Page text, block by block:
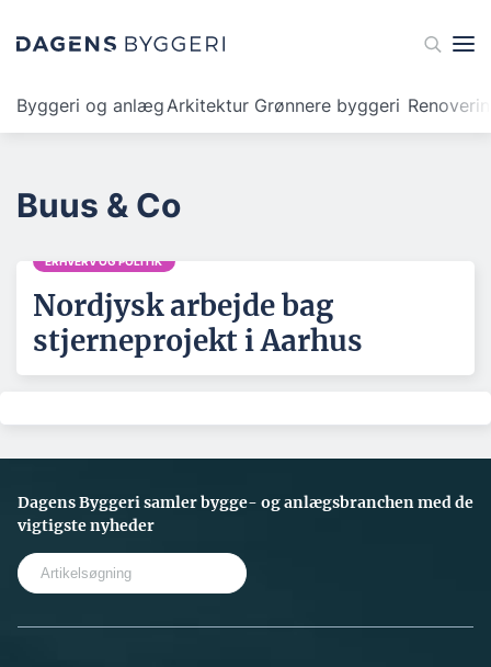
Byggeri og anlægArkitektur Grønnere byggeri
Buus & Co
ERHVERV OG POLITIK
Nordjysk arbejde bag
stjerneprojekt i Aarhus
Dagens Byggeri samler bygge- og anlægsbranchen med de
vigtigste nyheder